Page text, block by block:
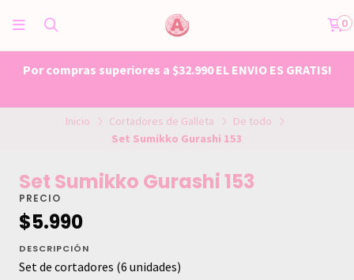
0
Por compras superiores a $32.990 EL ENVIO ES GRATIS!
Inicio Cortadores de Galleta
De todo
Set Sumikko Gurashi 153
Set Sumikko Gurashi 153
PRECIO
$5.990
DESCRIPCIÓN
Set de cortadores (6 unidades)